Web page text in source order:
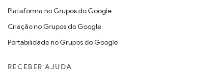
Plataforma no Grupos do Google
Criação no Grupos do Google
Portabilidade no Grupos do Google
RECEBER AJUDA